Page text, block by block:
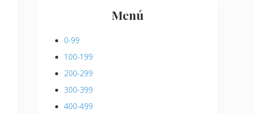
Menú
0-99
100-199
200-299
300-399
400-499